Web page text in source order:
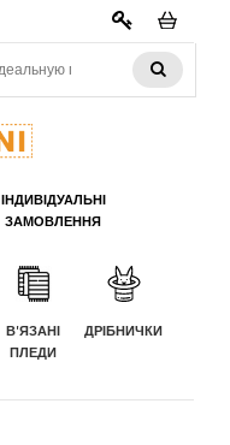
КАБИНЕТ
ІНДИВІДУАЛЬНІ
ЗАМОВЛЕННЯ
В'ЯЗАНІ
ПЛЕДИ
ДРІБНИЧКИ